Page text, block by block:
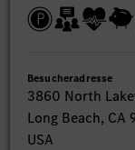
Besucheradresse
3860 North
Long Beach, CA
USA